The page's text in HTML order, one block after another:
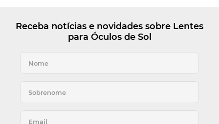
Receba notícias e novidades sobre Lentes
para Óculos de Sol